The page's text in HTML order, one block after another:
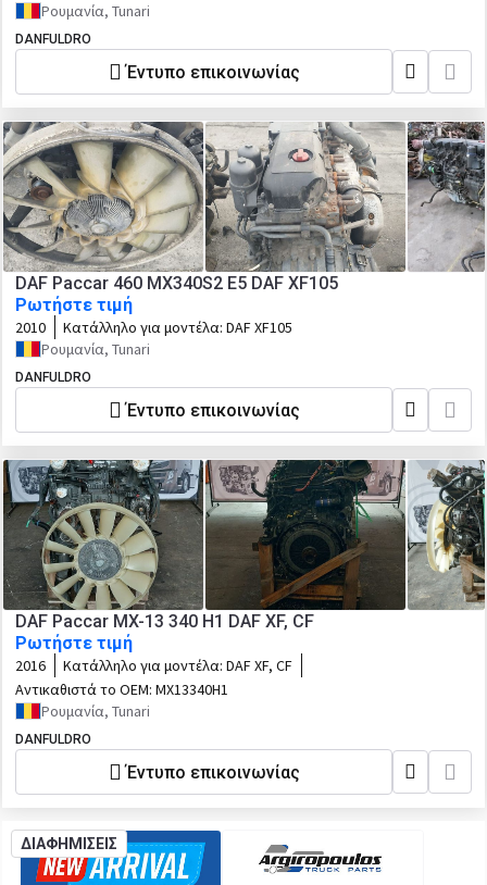
Ρουμανία, Tunari
DANFULDRO
Έντυπο επικοινωνίας
DAF Paccar 460 MX340S2 E5 DAF XF105
Ρωτήστε τιμή
2010 Κατάλληλο για μοντέλα: DAF XF105
Ρουμανία, Tunari
DANFULDRO
Έντυπο επικοινωνίας
DAF Paccar MX-13 340 H1 DAF XF, CF
Ρωτήστε τιμή
2016 Κατάλληλο για μοντέλα: DAF XF, CF
Αντικαθιστά το OEM: MX13340H1
Ρουμανία, Tunari
DANFULDRO
Έντυπο επικοινωνίας
ΔΙΑΦΗΜΙΣΕΙΣ